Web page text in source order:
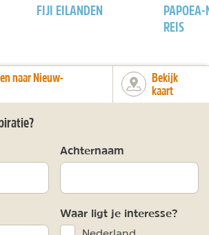
FIJI EILANDEN
REIS
naar Nieuw-
Bekijk
kaart
Achternaam
Waar ligt je interesse?